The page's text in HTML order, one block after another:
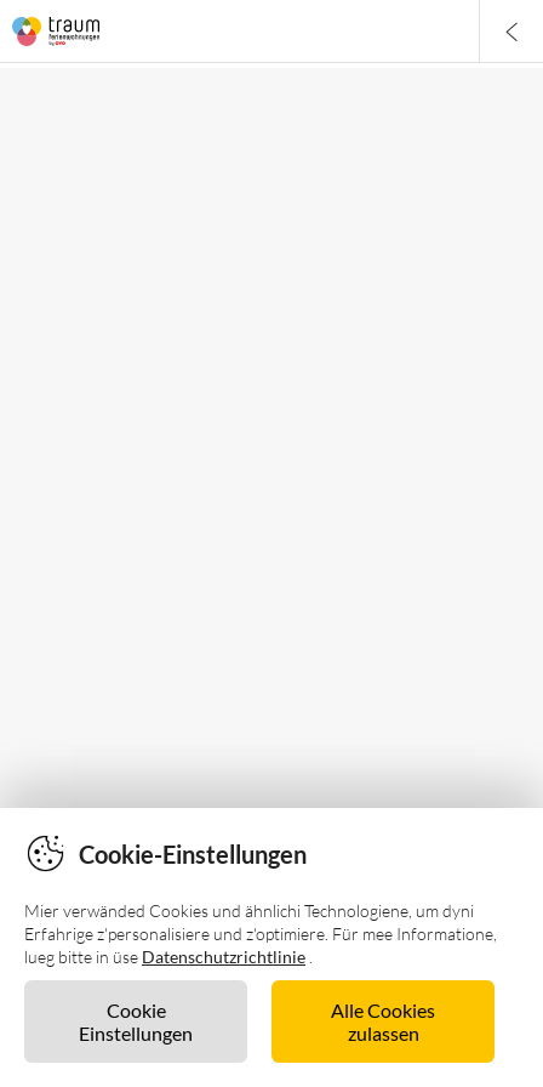
Unverbindlich anfragen
Cookie-Einstellungen
Mier verwänded Cookies und ähnlichi Technologiene, um dyni
Erfahrige z'personalisiere und z'optimiere. Für mee Informatione,
lueg bitte in üse Datenschutzrichtlinie
Cookie
Einstellungen
Alle Cookies
zulassen